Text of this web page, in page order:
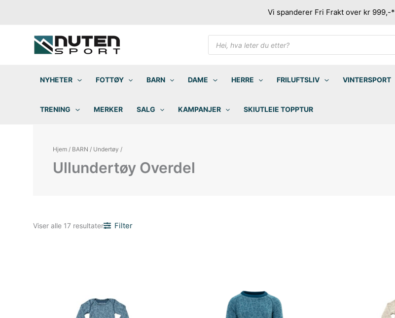
Vi spanderer Fri Frakt over kr 999,-*
Products
search
NYHETER FOTTØY BARN DAME HERRE FRILUFTSLIV VINTERSPORT
TRENING MERKER SALG KAMPANJER SKIUTLEIE TOPPTUR
Hjem / BARN / Undertøy /
Ullundertøy Overdel
Viser alle 17 resultaterSortert
Filter